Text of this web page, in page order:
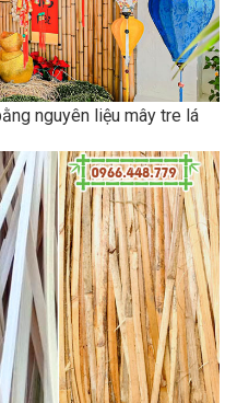
nguyên liệu mây tre lá